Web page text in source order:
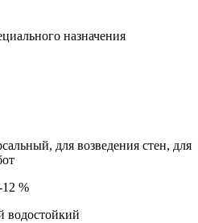
назначения
для возведения стен, для
%
водостойкий